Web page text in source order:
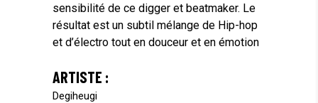
sensibilité de ce digger et beatmaker. Le
résultat est un subtil mélange de Hip-hop
et d’électro tout en douceur et en émotion
ARTISTE :
Degiheugi